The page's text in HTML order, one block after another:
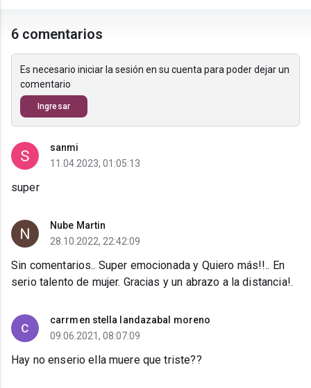
6 comentarios
Es necesario iniciar la sesión en su cuenta para poder dejar un
comentario
Ingresar
sanmi
11.04.2023, 01:05:13
super
Nube Martin
28.10.2022, 22:42:09
Sin comentarios.. Super emocionada y Quiero más!!.. En
serio talento de mujer. Gracias y un abrazo a la distancia!.
carrmen stella landazabal moreno
09.06.2021, 08:07:09
Hay no enserio ella muere que triste??